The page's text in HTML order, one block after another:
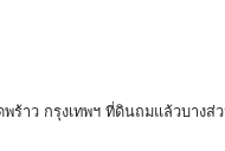
ร้าว กรุงเทพฯ ที่ดินถมแล้วบางส่